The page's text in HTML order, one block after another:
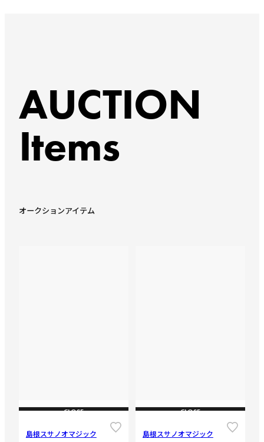
AUCTION
Items
オークションアイテム
CLOSE
島根スサノオマジック
CLOSE
島根スサノオマジック